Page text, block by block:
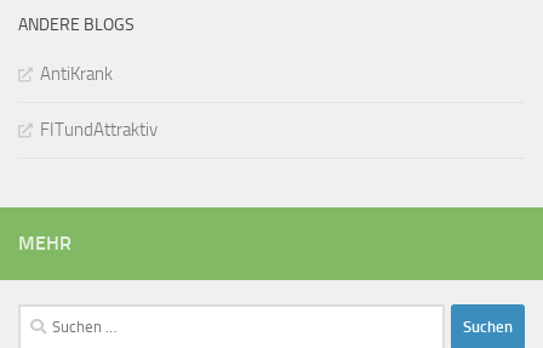
ANDERE BLOGS
AntiKrank
FITundAttraktiv
MEHR
Suchen